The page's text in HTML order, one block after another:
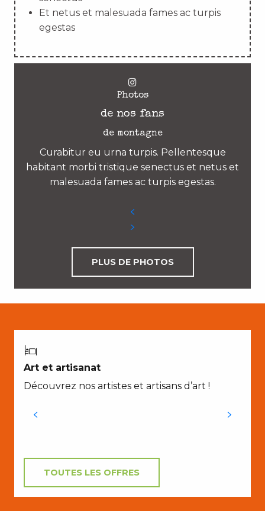
Et netus et malesuada fames ac turpis
egestas
Photos
de nos fans
de montagne
Curabitur eu urna turpis. Pellentesque
habitant morbi tristique senectus et netus et
malesuada fames ac turpis egestas.
PLUS DE PHOTOS
Art et artisanat
Découvrez nos artistes et artisans d’art !
TOUTES LES OFFRES